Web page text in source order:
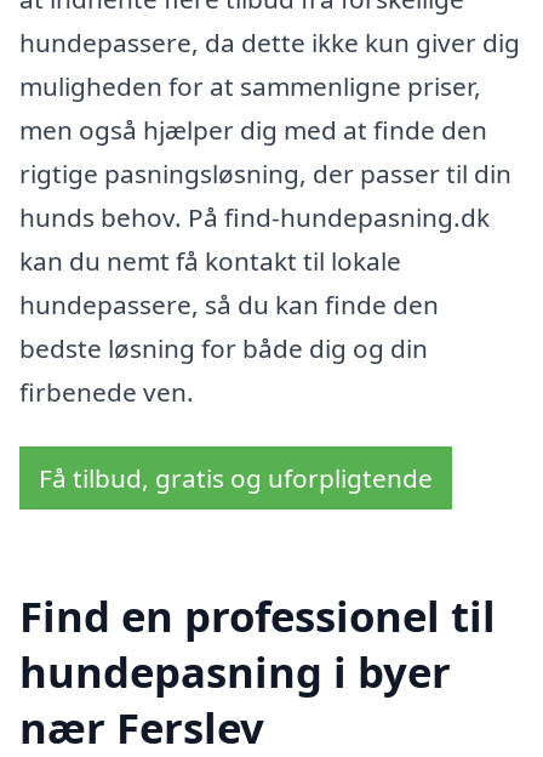
hundepassere, da dette ikke kun giver dig
muligheden for at sammenligne priser,
men også hjælper dig med at finde den
rigtige pasningsløsning, der passer til din
hunds behov. På find-hundepasning.dk
kan du nemt få kontakt til lokale
hundepassere, så du kan finde den
bedste løsning for både dig og din
firbenede ven.
Få tilbud, gratis og uforpligtende
Find en professionel til
hundepasning i byer
nær Ferslev